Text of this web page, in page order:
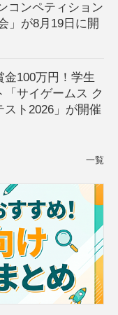
コンペティション
」が8月19日に開
金100万円！学生
サイゲームス ク
スト2026」が開催
一覧